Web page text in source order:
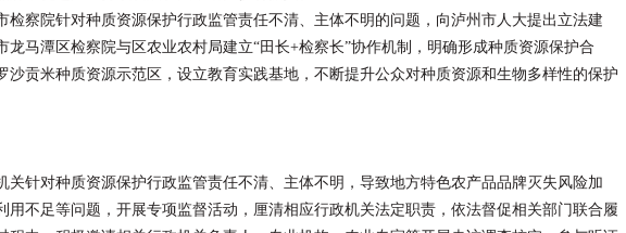
察院针对种质资源保护行政监管责任不清、主体不明的问题，向泸州市人大提出立法建
龙马潭区检察院与区农业农村局建立“田长+检察长”协作机制，明确形成种质资源保护合
沙贡米种质资源示范区，设立教育实践基地，不断提升公众对种质资源和生物多样性的保护
针对种质资源保护行政监管责任不清、主体不明，导致地方特色农产品品牌灭失风险加
用不足等问题，开展专项监督活动，厘清相应行政机关法定职责，依法督促相关部门联合履